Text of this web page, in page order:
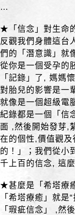
…
★「信念」對生命
反觀我們身體這台
們的「潛意識」就
從你是一個受孕的
「記錄」了, 媽媽
對胎兒的影響是一
就像是一個超級電
紀錄都是一個「信
面 ,然後開始發芽,
在的個性,價值觀
的！」；我們從小
千上百的信念, 這
★甚麼是「希塔療
「希塔療癒」就
「瑕疵信念」 ,然